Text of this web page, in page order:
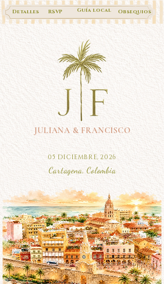
Guía local
Detalles RSVP Obsequios
JULIANA & FRANCISCO
05 DICIEMBRE, 2026
Cartagena, Colombia